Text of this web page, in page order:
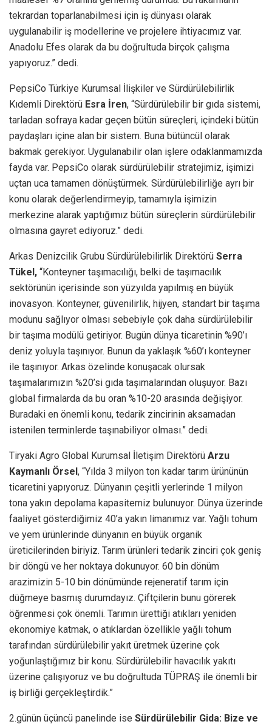
tekrardan toparlanabilmesi için iş dünyası olarak
uygulanabilir iş modellerine ve projelere ihtiyacımız var.
Anadolu Efes olarak da bu doğrultuda birçok çalışma
yapıyoruz.” dedi.
PepsiCo Türkiye Kurumsal İlişkiler ve Sürdürülebilirlik
Kıdemli Direktörü Esra İren, “Sürdürülebilir bir gıda sistemi,
tarladan sofraya kadar geçen bütün süreçleri, içindeki bütün
paydaşları içine alan bir sistem. Buna bütüncül olarak
bakmak gerekiyor. Uygulanabilir olan işlere odaklanmamızda
fayda var. PepsiCo olarak sürdürülebilir stratejimiz, işimizi
uçtan uca tamamen dönüştürmek. Sürdürülebilirliğe ayrı bir
konu olarak değerlendirmeyip, tamamıyla işimizin
merkezine alarak yaptığımız bütün süreçlerin sürdürülebilir
olmasına gayret ediyoruz.” dedi.
Arkas Denizcilik Grubu Sürdürülebilirlik Direktörü Serra
Tükel, “Konteyner taşımacılığı, belki de taşımacılık
sektörünün içerisinde son yüzyılda yapılmış en büyük
inovasyon. Konteyner, güvenilirlik, hijyen, standart bir taşıma
modunu sağlıyor olması sebebiyle çok daha sürdürülebilir
bir taşıma modülü getiriyor. Bugün dünya ticaretinin %90’ı
deniz yoluyla taşınıyor. Bunun da yaklaşık %60’ı konteyner
ile taşınıyor. Arkas özelinde konuşacak olursak
taşımalarımızın %20’si gıda taşımalarından oluşuyor. Bazı
global firmalarda da bu oran %10-20 arasında değişiyor.
Buradaki en önemli konu, tedarik zincirinin aksamadan
istenilen terminlerde taşınabiliyor olması.” dedi.
Tiryaki Agro Global Kurumsal İletişim Direktörü Arzu
Kaymanlı Örsel, “Yılda 3 milyon ton kadar tarım ürününün
ticaretini yapıyoruz. Dünyanın çeşitli yerlerinde 1 milyon
tona yakın depolama kapasitemiz bulunuyor. Dünya üzerinde
faaliyet gösterdiğimiz 40’a yakın limanımız var. Yağlı tohum
ve yem ürünlerinde dünyanın en büyük organik
üreticilerinden biriyiz. Tarım ürünleri tedarik zinciri çok geniş
bir döngü ve her noktaya dokunuyor. 60 bin dönüm
arazimizin 5-10 bin dönümünde rejeneratif tarım için
düğmeye basmış durumdayız. Çiftçilerin bunu görerek
öğrenmesi çok önemli. Tarımın ürettiği atıkları yeniden
ekonomiye katmak, o atıklardan özellikle yağlı tohum
tarafından sürdürülebilir yakıt üretmek üzerine çok
yoğunlaştığımız bir konu. Sürdürülebilir havacılık yakıtı
üzerine çalışıyoruz ve bu doğrultuda TÜPRAŞ ile önemli bir
iş birliği gerçekleştirdik.”
2.günün üçüncü panelinde ise Sürdürülebilir Gida: Bize ve